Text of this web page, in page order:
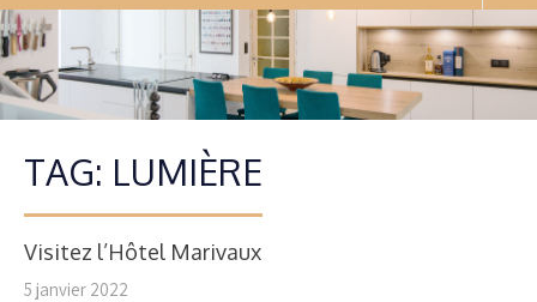
TAG: LUMIÈRE
Visitez l’Hôtel Marivaux
5 janvier 2022